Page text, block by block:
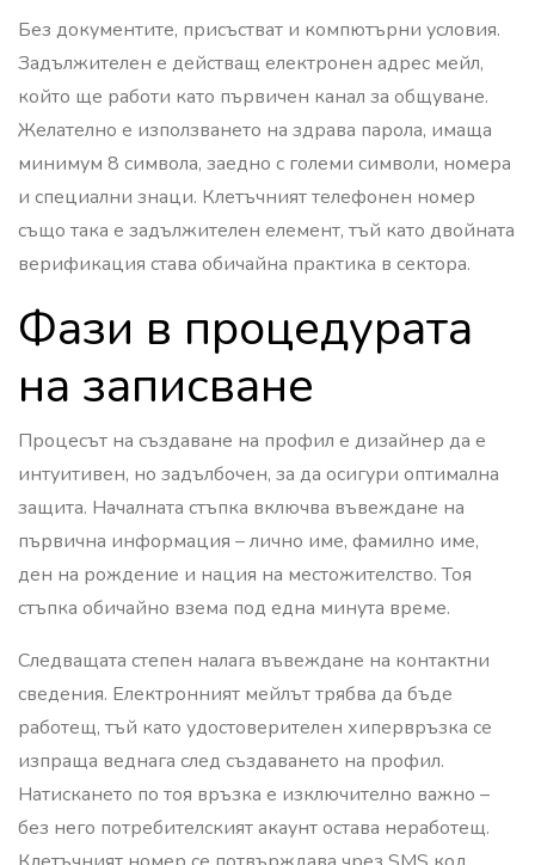
Без документите, присъстват и компютърни условия.
Задължителен е действащ електронен адрес мейл,
който ще работи като първичен канал за общуване.
Желателно е използването на здрава парола, имаща
минимум 8 символа, заедно с големи символи, номера
и специални знаци. Клетъчният телефонен номер
също така е задължителен елемент, тъй като двойната
верификация става обичайна практика в сектора.
Фази в процедурата
на записване
Процесът на създаване на профил е дизайнер да е
интуитивен, но задълбочен, за да осигури оптимална
защита. Началната стъпка включва въвеждане на
първична информация – лично име, фамилно име,
ден на рождение и нация на местожителство. Тоя
стъпка обичайно взема под една минута време.
Следващата степен налага въвеждане на контактни
сведения. Електронният мейлът трябва да бъде
работещ, тъй като удостоверителен хипервръзка се
изпраща веднага след създаването на профил.
Натискането по тоя връзка е изключително важно –
без него потребителският акаунт остава неработещ.